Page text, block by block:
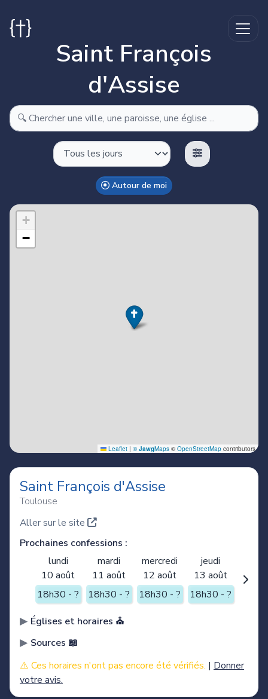
Saint François
d'Assise
Autour de moi
Make this Notebook Trusted to load map: File -> Trust
Saint François d'Assise
Toulouse
Aller sur le site
Prochaines confessions :
lundi
mardi mercredi
jeudi
10 août
11 août 12 août
13 août
18h30 - ?
18h30 - ? 18h30 - ? 18h30 - ?
Églises et horaires ⛪️
Sources 📖
⚠️ Ces horaires n'ont pas encore été vérifiés. | Donner
votre avis.